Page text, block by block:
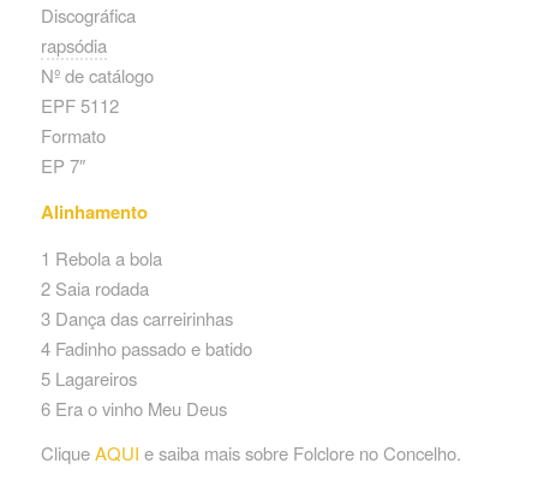
Discográfica
rapsódia
Nº de catálogo
EPF 5112
Formato
EP 7″
Alinhamento
1 Rebola a bola
2 Saia rodada
3 Dança das carreirinhas
4 Fadinho passado e batido
5 Lagareiros
6 Era o vinho Meu Deus
CliqueAQUI e saiba mais sobre Folclore no Concelho.